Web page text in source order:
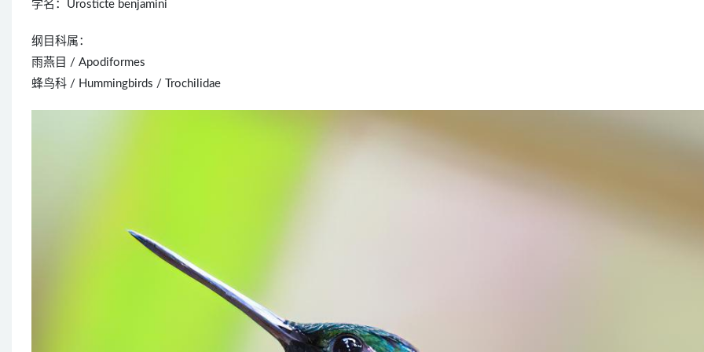
学名：Urosticte benjamini
纲目科属：
雨燕目 / Apodiformes
蜂鸟科 / Hummingbirds / Trochilidae